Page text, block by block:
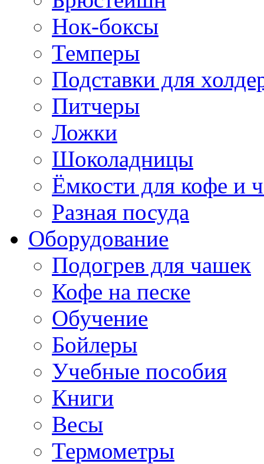
Нок-боксы
Темперы
Подставки для
Питчеры
Ложки
Шоколадницы
Ёмкости для кофе и
Разная посуда
Оборудование
Подогрев для чашек
Кофе на песке
Обучение
Бойлеры
Учебные пособия
Книги
Весы
Термометры